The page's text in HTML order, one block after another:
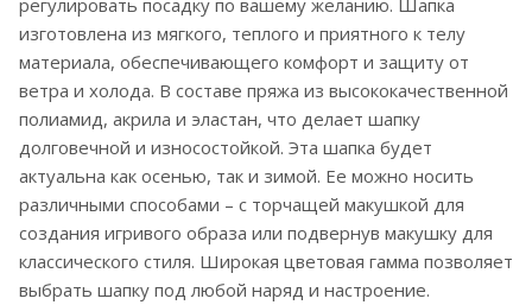
регулировать посадку по вашему желанию. Шапка
изготовлена из мягкого, теплого и приятного к телу
материала, обеспечивающего комфорт и защиту от
ветра и холода. В составе пряжа из высококачественной
полиамид, акрила и эластан, что делает шапку
долговечной и износостойкой. Эта шапка будет
актуальна как осенью, так и зимой. Ее можно носить
различными способами – с торчащей макушкой для
создания игривого образа или подвернув макушку для
классического стиля. Широкая цветовая гамма позволяет
выбрать шапку под любой наряд и настроение.